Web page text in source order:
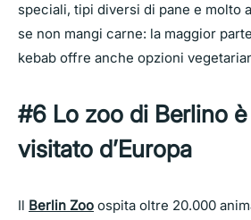
speciali, tipi diversi di pane e molto
se non mangi carne: la maggior
kebab offre anche opzioni
#6 Lo zoo di Berlino
visitato d’Europa
Il Berlin Zoo ospita oltre 20.000